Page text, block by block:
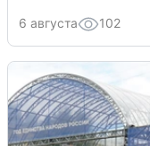
6 августа 102